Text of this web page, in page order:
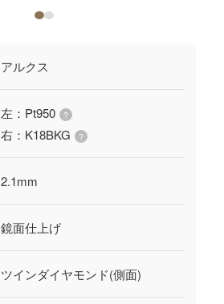
アルクス
左：Pt950 ?
右：K18BKG ?
2.1mm
鏡面仕上げ
ツインダイヤモンド(側面)